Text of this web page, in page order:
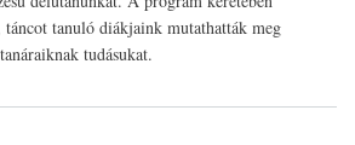
táncot tanuló diákjaink mutathatták meg
tudásukat.